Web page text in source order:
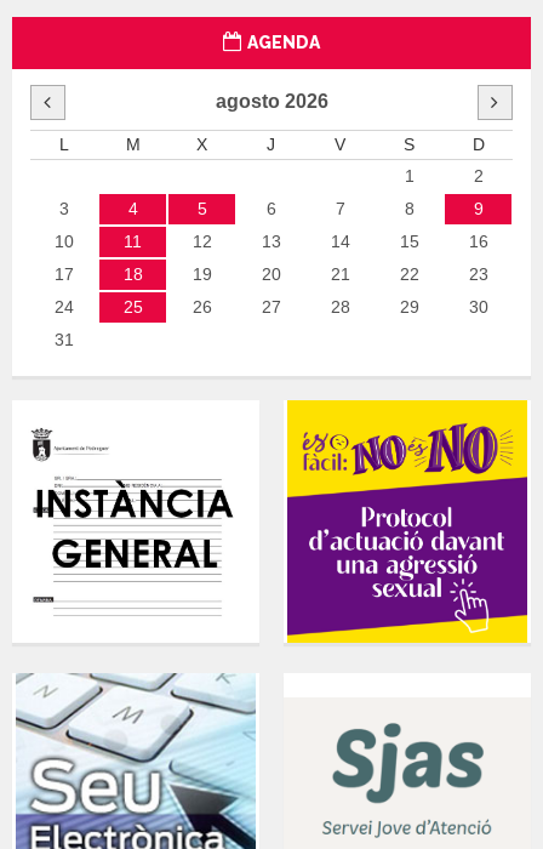
AGENDA
agosto 2026
L M X J V S
D
1
2
3
4 5 6 7 8
9
10
11 12 13 14 15
16
17
18 19 20 21 22
23
24
25 26 27 28 29
30
31